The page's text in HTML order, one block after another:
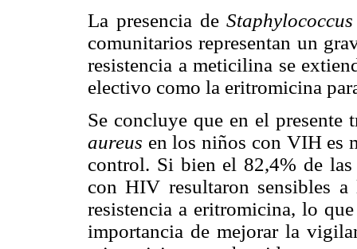
La presencia de
comunitarios representan un
resistencia a meticilina se
electivo como la eritromicina
Se concluye que en el
aureus en los niños con VIH es
control. Si bien el 82,4% de
con HIV resultaron sensibles
resistencia a eritromicina, lo
importancia de mejorar la